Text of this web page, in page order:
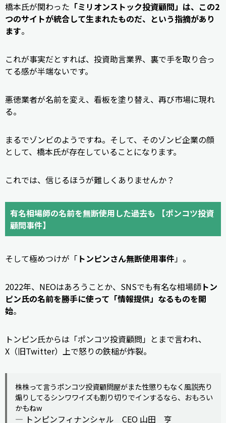
橋本氏が関わった 「ミリオンストック投資顧問」は、この2
つのサイトが統合して生まれたものだ、という指摘があり
ます。
これが事実だとすれば、投資助言業界、裏で手を取り合っ
てる感が半端ないです。
悪徳業者が名前を変え、看板を塗り替え、再び市場に現れ
る。
まるでゾンビのようですね。そして、そのゾンビ企業の顔
として、橋本氏が存在していることになります。
これでは、信じるほうが難しくありませんか？
有名相場師の名前を無断使用した過去も 【ポンコツ投資
顧問事件】
そして極めつけが「 トンピンさん無断使用事件」。
2022年、NEOはあろうことか、SNSでも有名な相場師トン
ピン氏の名前を勝手に使って「情報提供」なるものを開
始。
トンピン氏からは「ポンコツ投資顧問」とまで言われ、
X（旧Twitter）上で怒りの鉄槌が炸裂。
株株って言うポンコツ投資顧問屋がまた性懲りもなく風説売り
煽りしてるシンワワイズも割り切りでインするなら、おもろい
かもねw
— トンピンフィナンシャル CEO 山田 亨